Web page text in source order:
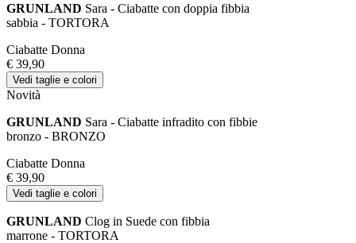
GRUNLAND Sara - Ciabatte con doppia fibbia
sabbia - TORTORA
Ciabatte Donna
€ 39,90
Vedi taglie e colori
Novità
GRUNLAND Sara - Ciabatte infradito con fibbie
bronzo - BRONZO
Ciabatte Donna
€ 39,90
Vedi taglie e colori
GRUNLAND Clog in Suede con fibbia
marrone - TORTORA